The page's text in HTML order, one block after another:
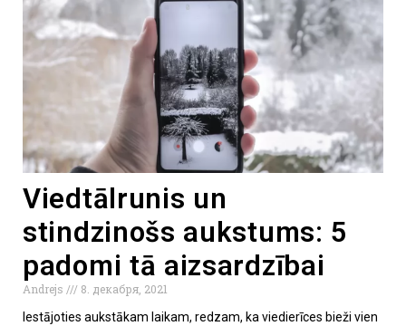
Viedtālrunis un
stindzinošs aukstums: 5
padomi tā aizsardzībai
Andrejs
8. декабря, 2021
Iestājoties aukstākam laikam, redzam, ka viedierīces bieži vien